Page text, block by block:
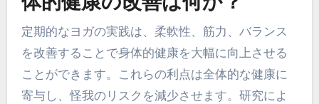
定期的なヨガの実践は、柔軟性、筋力、バランス
を改善することで身体的健康を大幅に向上させる
ことができます。これらの利点は全体的な健康に
寄与し、怪我のリスクを減少させます。研究によ